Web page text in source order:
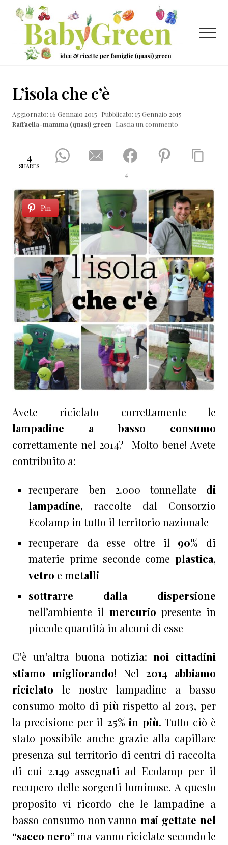
Menu
Passa
contenuto
principale
Passa
laterale
primaria
Passa
ricette
per
green
Menu
L’isola che c’è
Aggiornato: 16 Gennaio 2015 Pubblicato: 15 Gennaio 2015
Raffaella-mamma (quasi) green Lascia un commento
4
SHARES
4
Pin
Avete riciclato correttamente le
lampadine a basso consumo
correttamente nel 2014? Molto bene! Avete
contribuito a:
recuperare ben 2.000 tonnellate di
lampadine, raccolte dal Consorzio
Ecolamp in tutto il territorio nazionale
recuperare da esse oltre il 90% di
materie prime seconde come plastica,
vetro e metalli
sottrarre dalla dispersione
nell’ambiente il mercurio presente in
piccole quantità in alcuni di esse
C’è un’altra buona notizia: noi cittadini
stiamo migliorando! Nel 2014 abbiamo
riciclato le nostre lampadine a basso
consumo molto di più rispetto al 2013, per
la precisione per il 25% in più. Tutto ciò è
stato possibile anche grazie alla capillare
presenza sul territorio di centri di raccolta
di cui 2.149 assegnati ad Ecolamp per il
recupero delle sorgenti luminose. A questo
proposito vi ricordo che le lampadine a
basso consumo non vannomai gettate nel
“sacco nero” ma vanno riciclate secondo le